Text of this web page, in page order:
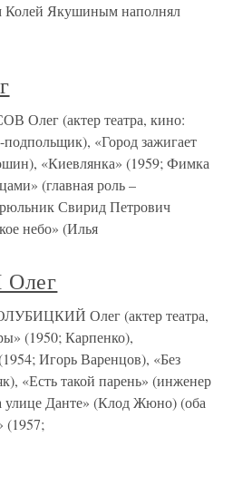
Колей Якушиным наполнял
(актер театра, кино:
«Город зажигает
«Киевлянка» (1959; Фимка
(главная роль –
Свирид Петрович
небо» (Илья
Олег (актер театра,
(1950; Карпенко),
Игорь Варенцов), «Без
«Есть такой парень» (инженер
улице Данте» (Клод Жюно) (оба
(1957;